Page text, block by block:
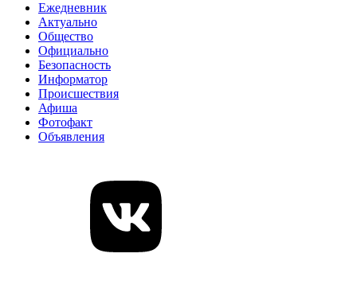
Ежедневник
Актуально
Общество
Официально
Безопасность
Информатор
Происшествия
Афиша
Фотофакт
Объявления